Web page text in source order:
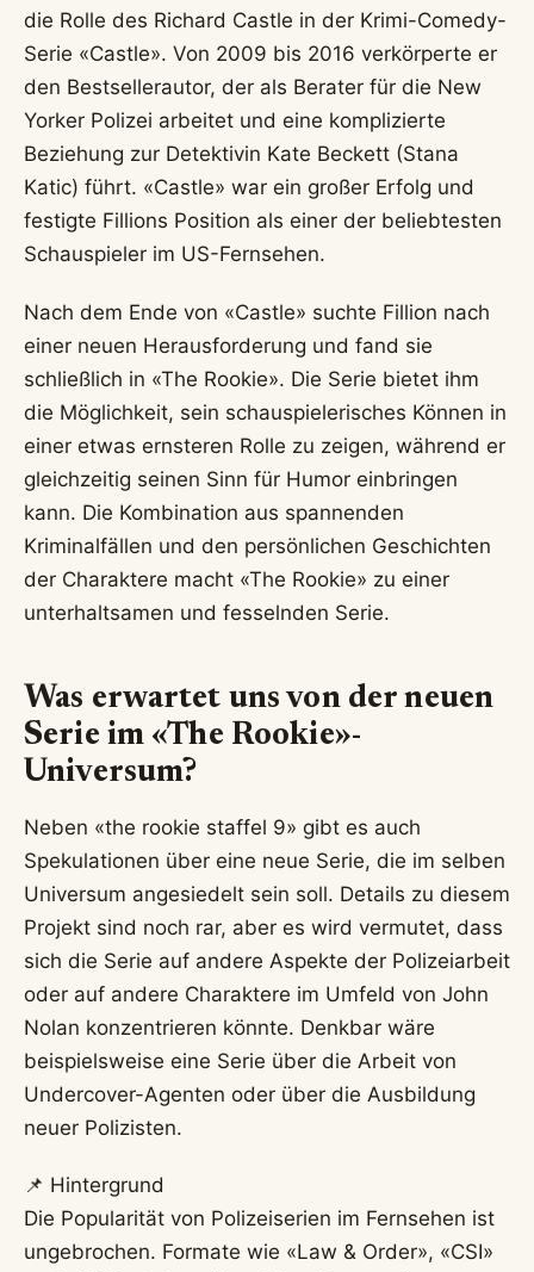
die Rolle des Richard Castle in der Krimi-Comedy-
Serie «Castle». Von 2009 bis 2016 verkörperte er
den Bestsellerautor, der als Berater für die New
Yorker Polizei arbeitet und eine komplizierte
Beziehung zur Detektivin Kate Beckett (Stana
Katic) führt. «Castle» war ein großer Erfolg und
festigte Fillions Position als einer der beliebtesten
Schauspieler im US-Fernsehen.
Nach dem Ende von «Castle» suchte Fillion nach
einer neuen Herausforderung und fand sie
schließlich in «The Rookie». Die Serie bietet ihm
die Möglichkeit, sein schauspielerisches Können in
einer etwas ernsteren Rolle zu zeigen, während er
gleichzeitig seinen Sinn für Humor einbringen
kann. Die Kombination aus spannenden
Kriminalfällen und den persönlichen Geschichten
der Charaktere macht «The Rookie» zu einer
unterhaltsamen und fesselnden Serie.
Was erwartet uns von der neuen
Serie im «The Rookie»-
Universum?
Neben «the rookie staffel 9» gibt es auch
Spekulationen über eine neue Serie, die im selben
Universum angesiedelt sein soll. Details zu diesem
Projekt sind noch rar, aber es wird vermutet, dass
sich die Serie auf andere Aspekte der Polizeiarbeit
oder auf andere Charaktere im Umfeld von John
Nolan konzentrieren könnte. Denkbar wäre
beispielsweise eine Serie über die Arbeit von
Undercover-Agenten oder über die Ausbildung
neuer Polizisten.
📌 Hintergrund
Die Popularität von Polizeiserien im Fernsehen ist
ungebrochen. Formate wie «Law & Order», «CSI»